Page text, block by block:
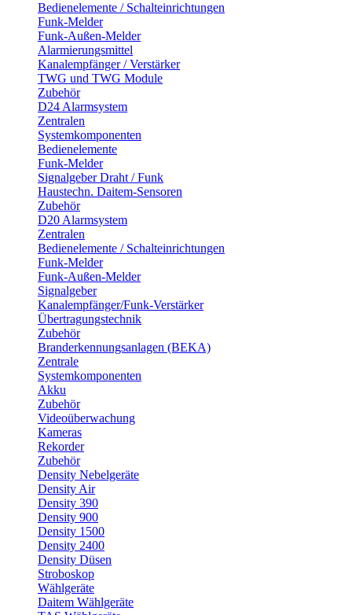
Bedienelemente / Schalteinrichtungen
Funk-Melder
Funk-Außen-Melder
Alarmierungsmittel
Kanalempfänger / Verstärker
TWG und TWG Module
Zubehör
D24 Alarmsystem
Zentralen
Systemkomponenten
Bedienelemente
Funk-Melder
Signalgeber Draht / Funk
Haustechn. Daitem-Sensoren
Zubehör
D20 Alarmsystem
Zentralen
Bedienelemente / Schalteinrichtungen
Funk-Melder
Funk-Außen-Melder
Signalgeber
Kanalempfänger/Funk-Verstärker
Übertragungstechnik
Zubehör
Branderkennungsanlagen (BEKA)
Zentrale
Systemkomponenten
Akku
Zubehör
Videoüberwachung
Kameras
Rekorder
Zubehör
Density Nebelgeräte
Density Air
Density 390
Density 900
Density 1500
Density 2400
Density Düsen
Stroboskop
Wählgeräte
Daitem Wählgeräte